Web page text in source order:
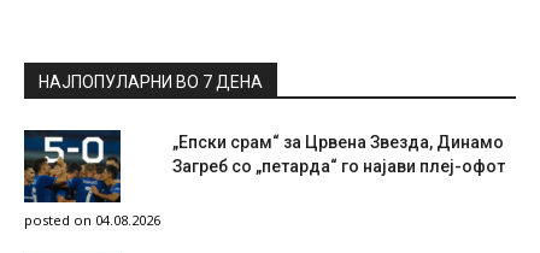
НАЈПОПУЛАРНИ ВО 7 ДЕНА
„Епски срам“ за Црвена Звезда, Динамо
Загреб со „петарда“ го најави плеј-офот
posted on 04.08.2026